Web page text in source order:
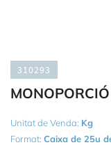
310293
Unitat de Venda: Kg
Format: Caixa de 25u